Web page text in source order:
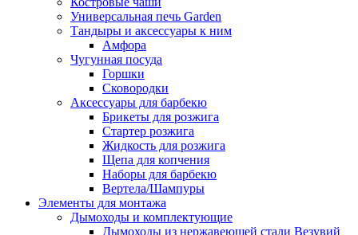
Универсальная печь Garden
Тандыры и аксессуары к ним
Амфора
Чугунная посуда
Горшки
Сковородки
Аксессуары для барбекю
Брикеты для розжига
Стартер розжига
Жидкость для розжига
Щепа для копчения
Наборы для барбекю
Вертела/Шампуры
Элементы для монтажа
Дымоходы и комплектующие
Дымоходы из нержавеющей стали Везувий